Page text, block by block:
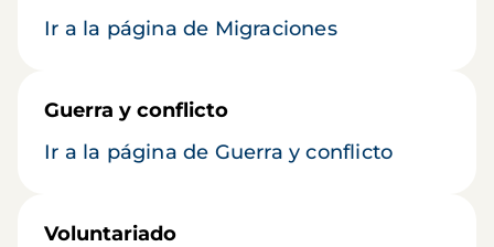
Ir a la página de Migraciones
Guerra y conflicto
Ir a la página de Guerra y conflicto
Voluntariado